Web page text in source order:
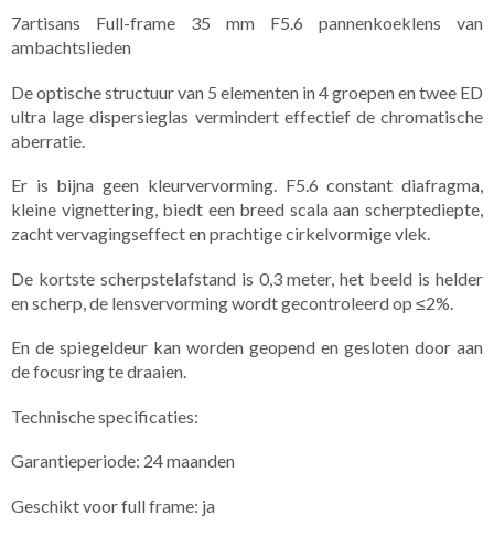
7artisans Full-frame 35 mm F5.6 pannenkoeklens van
ambachtslieden
De optische structuur van 5 elementen in 4 groepen en twee ED
ultra lage dispersieglas vermindert effectief de chromatische
aberratie.
Er is bijna geen kleurvervorming. F5.6 constant diafragma,
kleine vignettering, biedt een breed scala aan scherptediepte,
zacht vervagingseffect en prachtige cirkelvormige vlek.
De kortste scherpstelafstand is 0,3 meter, het beeld is helder
en scherp, de lensvervorming wordt gecontroleerd op ≤2%.
En de spiegeldeur kan worden geopend en gesloten door aan
de focusring te draaien.
Technische specificaties:
Garantieperiode: 24 maanden
Geschikt voor full frame: ja